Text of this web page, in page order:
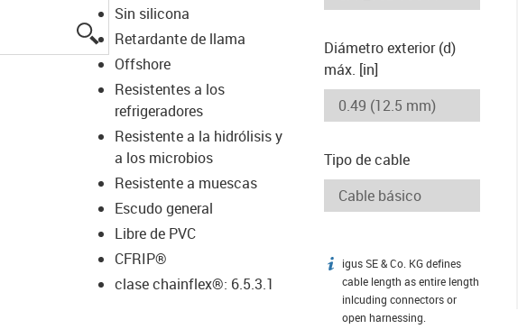
igus-icon-lupe
Sin silicona
Retardante de llama
Offshore
Resistentes a los
refrigeradores
Resistente a la hidrólisis y
a los microbios
Resistente a muescas
Escudo general
Libre de PVC
CFRIP®
clase chainflex®: 6.5.3.1
Diámetro exterior (d)
máx. [in]
Tipo de cable
igus-icon-info
igus SE & Co. KG defines
cable length as entire length
inlcuding connectors or
open harnessing.